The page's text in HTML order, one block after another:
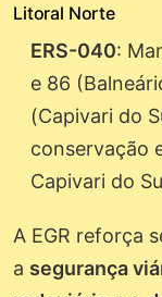
Litoral Norte
ERS-040:
e 86
(Capivari do
conservação
Capivari do
A EGR reforça
a segurança